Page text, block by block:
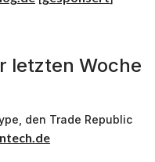
letzten Woche
den Trade Republic